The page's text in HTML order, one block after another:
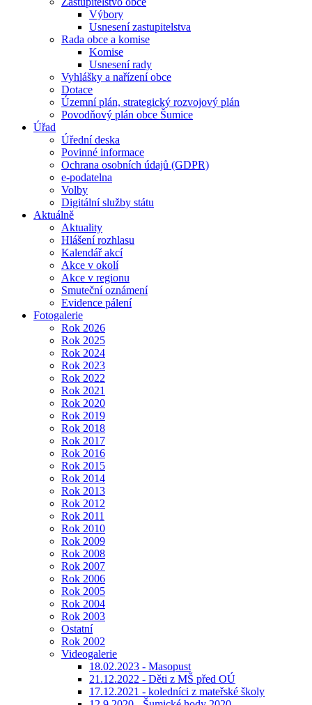
Výbory
Usnesení zastupitelstva
Rada obce a komise
Komise
Usnesení rady
Vyhlášky a nařízení obce
Dotace
Územní plán, strategický rozvojový plán
Povodňový plán obce Šumice
Úřad
Úřední deska
Povinné informace
Ochrana osobních údajů (GDPR)
e-podatelna
Volby
Digitální služby státu
Aktuálně
Aktuality
Hlášení rozhlasu
Kalendář akcí
Akce v okolí
Akce v regionu
Smuteční oznámení
Evidence pálení
Fotogalerie
Rok 2026
Rok 2025
Rok 2024
Rok 2023
Rok 2022
Rok 2021
Rok 2020
Rok 2019
Rok 2018
Rok 2017
Rok 2016
Rok 2015
Rok 2014
Rok 2013
Rok 2012
Rok 2011
Rok 2010
Rok 2009
Rok 2008
Rok 2007
Rok 2006
Rok 2005
Rok 2004
Rok 2003
Ostatní
Rok 2002
Videogalerie
18.02.2023 - Masopust
21.12.2022 - Děti z MŠ před OÚ
17.12.2021 - koledníci z mateřské školy